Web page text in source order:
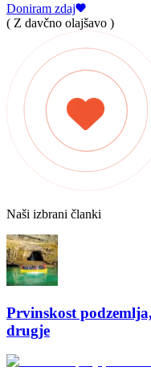
Doniram zdaj
( Z davčno olajšavo )
Naši izbrani članki
Prvinskost
drugje